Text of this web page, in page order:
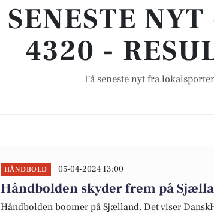
SENESTE
4320 -
Få seneste nyt fra
HÅNDBOLD 05-04-2024 13:00
Håndbolden skyder frem på
Håndbolden boomer på Sjælland. Det viser